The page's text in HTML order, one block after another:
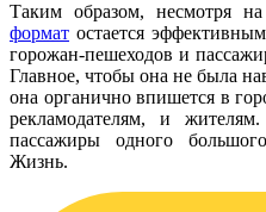
Таким образом, несмотря
формат остается
горожан-пешеходов и
Главное, чтобы она не была
она органично впишется в
рекламодателям, и
пассажиры одного
Жизнь.